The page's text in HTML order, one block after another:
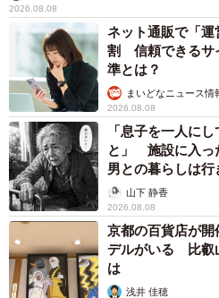
2026.08.08
ネット通販で「
割 信頼できるサ
準とは？
まいどなニュース情
2026.08.08
「息子を一人に
と」 施設に入っ
男との暮らしは
から】山下 静香
2026.08.08
京都の百貨店が
デルがいる 比叡
は
浅井 佳穂